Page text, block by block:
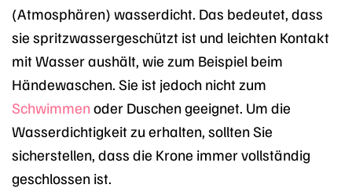
(Atmosphären) wasserdicht. Das bedeutet, dass
sie spritzwassergeschützt ist und leichten Kontakt
mit Wasser aushält, wie zum Beispiel beim
Händewaschen. Sie ist jedoch nicht zum
Schwimmen oder Duschen geeignet. Um die
Wasserdichtigkeit zu erhalten, sollten Sie
sicherstellen, dass die Krone immer vollständig
geschlossen ist.